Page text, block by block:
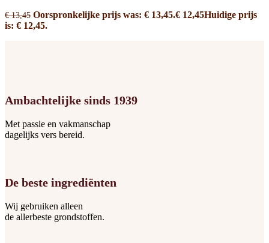
€13,45 Oorspronkelijke prijs was: € 13,45.€ 12,45Huidige prijs
is: € 12,45.
Ambachtelijke sinds 1939
Met passie en vakmanschap
dagelijks vers bereid.
De beste ingrediënten
Wij gebruiken alleen
de allerbeste grondstoffen.